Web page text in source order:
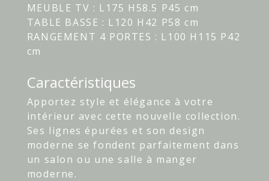
MEUBLE TV : L175 H58.5 P45 cm
TABLE BASSE : L120 H42 P58 cm
RANGEMENT 4 PORTES : L100 H115 P42
cm
Caractéristiques
Apportez style et élégance à votre
intérieur avec cette nouvelle collection.
Ses lignes épurées et son design
moderne se fondent parfaitement dans
un salon ou une salle à manger
moderne.